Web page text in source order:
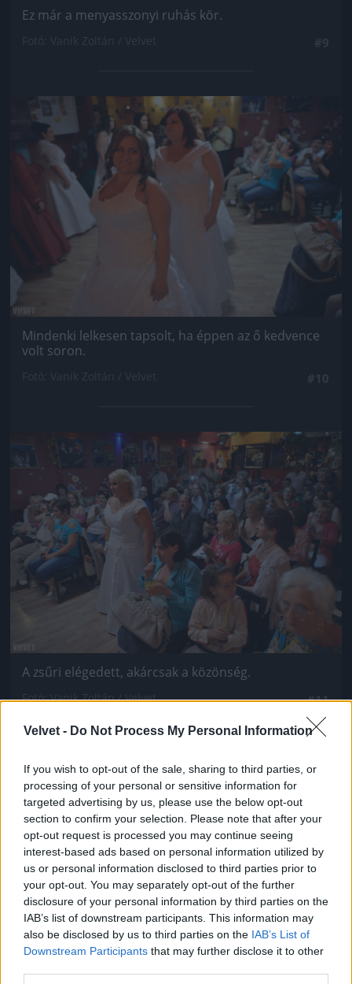
Velvet - Do Not Process My Personal Information
If you wish to opt-out of the sale, sharing to third parties, or
processing of your personal or sensitive information for
targeted advertising by us, please use the below opt-out
section to confirm your selection. Please note that after your
opt-out request is processed you may continue seeing
interest-based ads based on personal information utilized by
us or personal information disclosed to third parties prior to
your opt-out. You may separately opt-out of the further
disclosure of your personal information by third parties on the
IAB’s list of downstream participants. This information may
also be disclosed by us to third parties on the IAB’s List of
Downstream Participants that may further disclose it to other
Ez már a menyasszonyi ruhás kör.
Jön még kép!
Mindenki lelkesen tapsolt, ha éppen az ő kedvence
volt soron.
Jön még kép!
A zsűri elégedett, akárcsak a közönség.
Fotó: Vanik Zoltán / Velvet #11
Jön még kép!